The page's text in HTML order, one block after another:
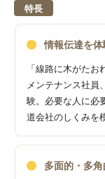
特長
情報伝達を
「線路に木がたお
メンテナンス社員
験。必要な人に必
道会社のしくみを
多面的・多